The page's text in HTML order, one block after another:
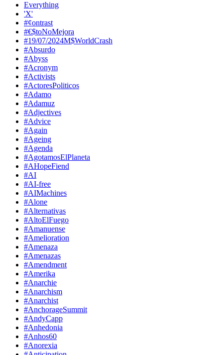
Everything
'X'
#¢ontrast
#€$toNoMejora
#19/07/2024M$WorldCrash
#Absurdo
#Abyss
#Acronym
#Activists
#ActoresPoliticos
#Adamo
#Adamuz
#Adjectives
#Advice
#Again
#Ageing
#Agenda
#AgotamosElPlaneta
#AHopeFiend
#AI
#AI-free
#AIMachines
#Alone
#Alternativas
#AltoElFuego
#Amanuense
#Amelioration
#Amenaza
#Amenazas
#Amendment
#Amerika
#Anarchie
#Anarchism
#Anarchist
#AnchorageSummit
#AndyCapp
#Anhedonia
#Anhos60
#Anorexia